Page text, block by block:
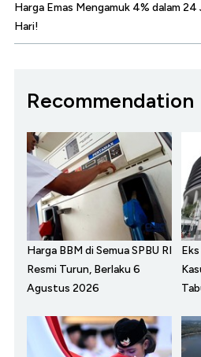
Harga Emas Mengamuk 4% dalam
Hari!
Recommendation
Harga BBM di Semua SPBU RI
Resmi Turun, Berlaku 6
Agustus 2026